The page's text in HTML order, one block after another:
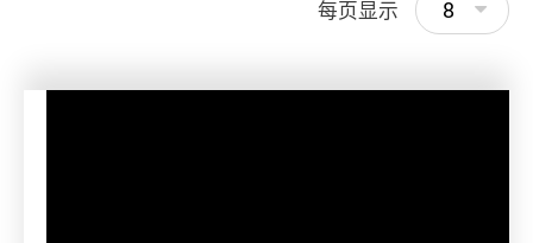
每页显示 8